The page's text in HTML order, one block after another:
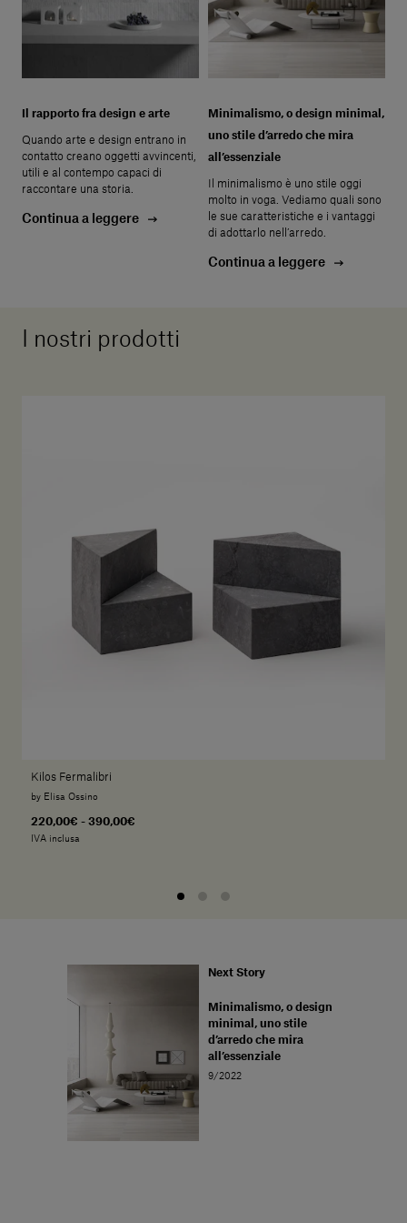
Il rapporto fra design e arte
Quando arte e design entrano in
contatto creano oggetti avvincenti,
utili e al contempo capaci di
raccontare una storia.
Continua a leggere
Minimalismo, o design minimal,
uno stile d’arredo che mira
all’essenziale
Il minimalismo è uno stile oggi
molto in voga. Vediamo quali sono
le sue caratteristiche e i vantaggi
di adottarlo nell’arredo.
Continua a leggere
I nostri prodotti
Kilos Fermalibri
by Elisa Ossino
220,00€ - 390,00€
IVA inclusa
Next Story
Minimalismo, o design
minimal, uno stile
d’arredo che mira
all’essenziale
9/2022